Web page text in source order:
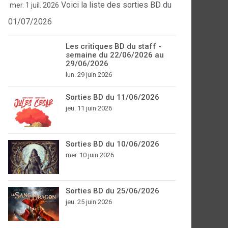
mer. 1 juil. 2026 Voici la liste des sorties BD du
01/07/2026
Les critiques BD du staff -
semaine du 22/06/2026 au
29/06/2026
lun. 29 juin 2026
Sorties BD du 11/06/2026
jeu. 11 juin 2026
Sorties BD du 10/06/2026
mer. 10 juin 2026
Sorties BD du 25/06/2026
jeu. 25 juin 2026